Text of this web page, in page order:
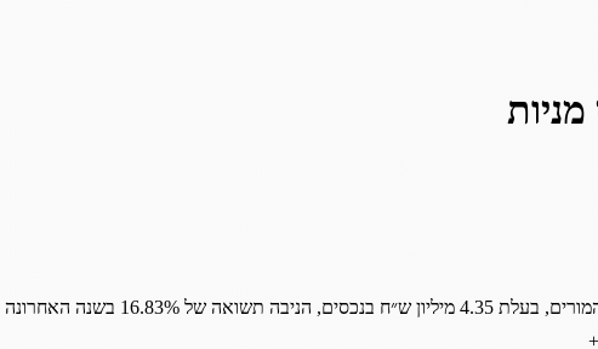
בעלת 4.35 מיליון ש״ח בנכסים, הניבה תשואה של 16.83% בשנה האחרונה
+